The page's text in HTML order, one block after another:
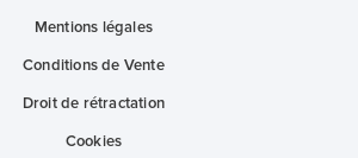
Mentions légales
Conditions de Vente
Droit de rétractation
Cookies